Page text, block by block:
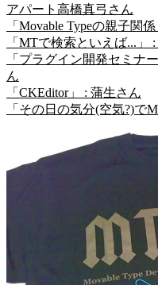
アパート高橋真弓さん
「Movable Typeの親子関
「MTで検索といえば...」
「プラグイン開発セミナ
ん
「CKEditor」 : 蒲生さん
「その日の気分(空気?)で